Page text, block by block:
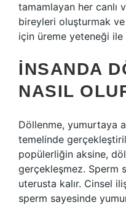
tamamlayan her canlı
bireyleri oluşturmak
için üreme yeteneği ile
İNSANDA
NASIL
Döllenme, yumurtaya
temelinde
popülerliğin aksine,
gerçekleşmez. Sperm
uterusta kalır. Cinsel
sperm sayesinde